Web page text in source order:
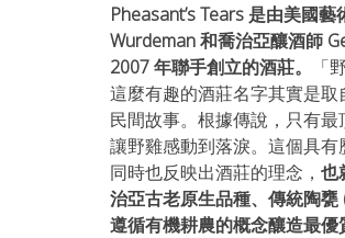
Pheasant’s Tears 是由美國藝
Wurdeman 和喬治亞釀酒師
2007 年聯手創立的酒莊。
「
這麼有趣的酒莊名字其實是取
民間故事。根據傳說，只有
讓野雞感動到落淚。這個具
同時也反映出酒莊的理念， 也
治亞古老原生品種、傳統陶甕
遵循有機耕農的概念釀造最優